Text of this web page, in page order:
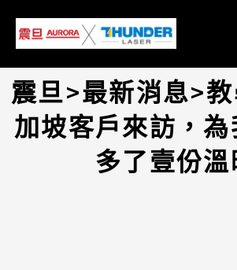
震旦>最新消息>
加坡客戶來訪，
多了壹份溫